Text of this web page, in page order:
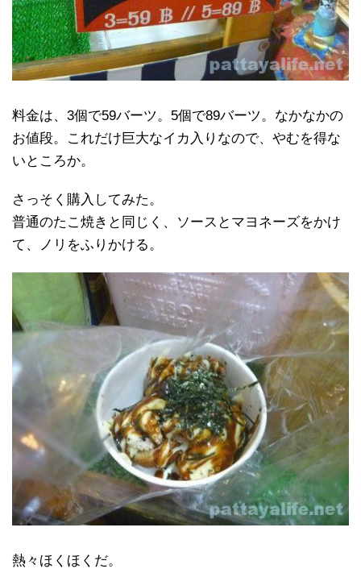
料金は、3個で59バーツ。5個で89バーツ。なかなかの
お値段。これだけ巨大なイカ入りなので、やむを得な
いところか。
さっそく購入してみた。
普通のたこ焼きと同じく、ソースとマヨネーズをかけ
て、ノリをふりかける。
熱々ほくほくだ。